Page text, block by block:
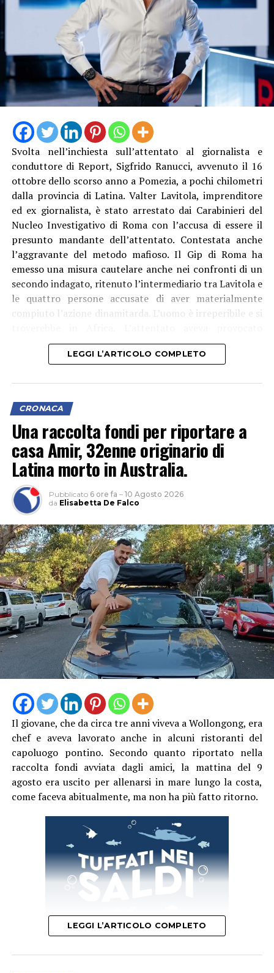
Svolta nell’inchiesta sull’attentato al giornalista e
conduttore di Report, Sigfrido Ranucci, avvenuto il 16
ottobre dello scorso anno a Pomezia, a pochi chilometri
dalla provincia di Latina. Valter Lavitola, imprenditore
ed ex giornalista, è stato arrestato dai Carabinieri del
Nucleo Investigativo di Roma con l’accusa di essere il
presunto mandante dell’attentato. Contestata anche
l’aggravante del metodo mafioso. Il Gip di Roma ha
emesso una misura cautelare anche nei confronti di un
secondo indagato, ritenuto l’intermediario tra Lavitola e
le quattro persone accusate di aver materialmente
compiuto l’azione dinamitarda. L’uomo è irreperibile e si
l’esplosione di un ordigno davanti alla villetta di
Ranucci. Il giornalista era rimasto illeso. Alla fine di
ritenute gli esecutori materiali. Ora l’inchiesta della
Procura di Roma punta a ricostruire la presunta catena
di responsabilità che avrebbe portato alla pianificazione
dell’attentato.
LEGGI L’ARTICOLO COMPLETO
CRONACA
Una raccolta fondi per riportare a
casa Amir, 32enne originario di
Latina morto in Australia.
Pubblicato 6 ore fa – 10 Agosto 2026
da Elisabetta De Falco
Il giovane, che da circa tre anni viveva a Wollongong, era
chef e aveva lavorato anche in alcuni ristoranti del
capoluogo pontino. Secondo quanto riportato nella
raccolta fondi avviata dagli amici, la mattina del 9
agosto era uscito per allenarsi in mare lungo la costa,
come faceva abitualmente, ma non ha più fatto ritorno.
LEGGI L’ARTICOLO COMPLETO